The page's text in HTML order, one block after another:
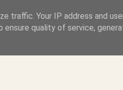
traffic. Your IP address and
quality of service,